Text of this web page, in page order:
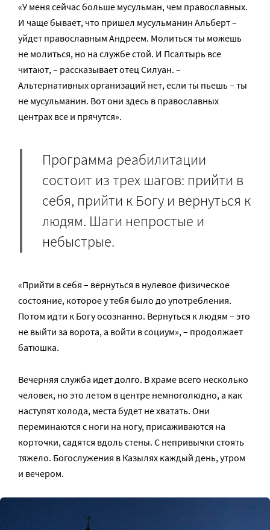
«У меня сейчас больше мусульман, чем православных.
И чаще бывает, что пришел мусульманин Альберт –
уйдет православным Андреем. Молиться ты можешь
не молиться, но на службе стой. И Псалтырь все
читают, – рассказывает отец Силуан. –
Альтернативных организаций нет, если ты пьешь – ты
не мусульманин. Вот они здесь в православных
центрах все и прячутся».
Программа реабилитации
состоит из трех шагов: прийти в
себя, прийти к Богу и вернуться к
людям. Шаги непростые и
небыстрые.
«Прийти в себя – вернуться в нулевое физическое
состояние, которое у тебя было до употребления.
Потом идти к Богу осознанно. Вернуться к людям – это
не выйти за ворота, а войти в социум», – продолжает
батюшка.
Вечерняя служба идет долго. В храме всего несколько
человек, но это летом в центре немноголюдно, а как
наступят холода, места будет не хватать. Они
переминаются с ноги на ногу, присаживаются на
корточки, садятся вдоль стены. С непривычки стоять
тяжело. Богослужения в Казылях каждый день, утром
и вечером.